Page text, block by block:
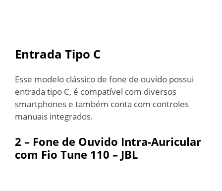
Entrada Tipo C
Esse modelo clássico de fone de ouvido possui
entrada tipo C, é compatível com diversos
smartphones e também conta com controles
manuais integrados.
2 – Fone de Ouvido Intra-Auricular
com Fio Tune 110 – JBL